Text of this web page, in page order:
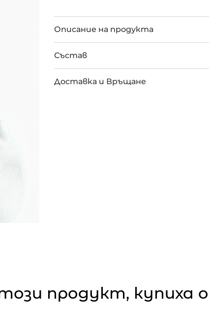
Описание на продукта
Състав
Доставка и Връщане
продукт, купиха